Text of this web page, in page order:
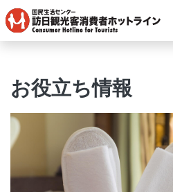
お役立ち情報